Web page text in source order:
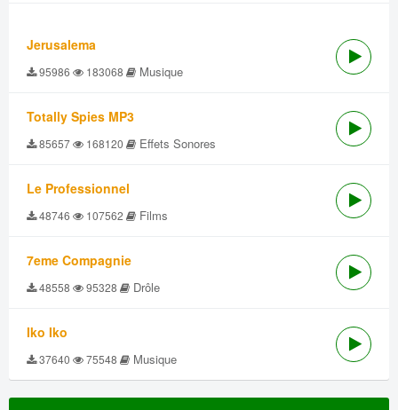
Jerusalema
95986 183068 Musique
Totally Spies MP3
85657 168120 Effets Sonores
Le Professionnel
48746 107562 Films
7eme Compagnie
48558 95328 Drôle
Iko Iko
37640 75548 Musique